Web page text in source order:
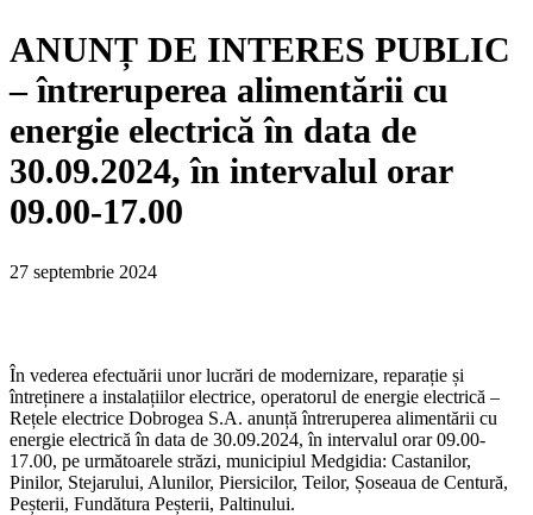
ANUNȚ DE INTERES PUBLIC
– întreruperea alimentării cu
energie electrică în data de
30.09.2024, în intervalul orar
09.00-17.00
27 septembrie 2024
În vederea efectuării unor lucrări de modernizare, reparație și
întreținere a instalațiilor electrice, operatorul de energie electrică –
Rețele electrice Dobrogea S.A. anunță întreruperea alimentării cu
energie electrică în data de 30.09.2024, în intervalul orar 09.00-
17.00, pe următoarele străzi, municipiul Medgidia: Castanilor,
Pinilor, Stejarului, Alunilor, Piersicilor, Teilor, Șoseaua de Centură,
Peșterii, Fundătura Peșterii, Paltinului.